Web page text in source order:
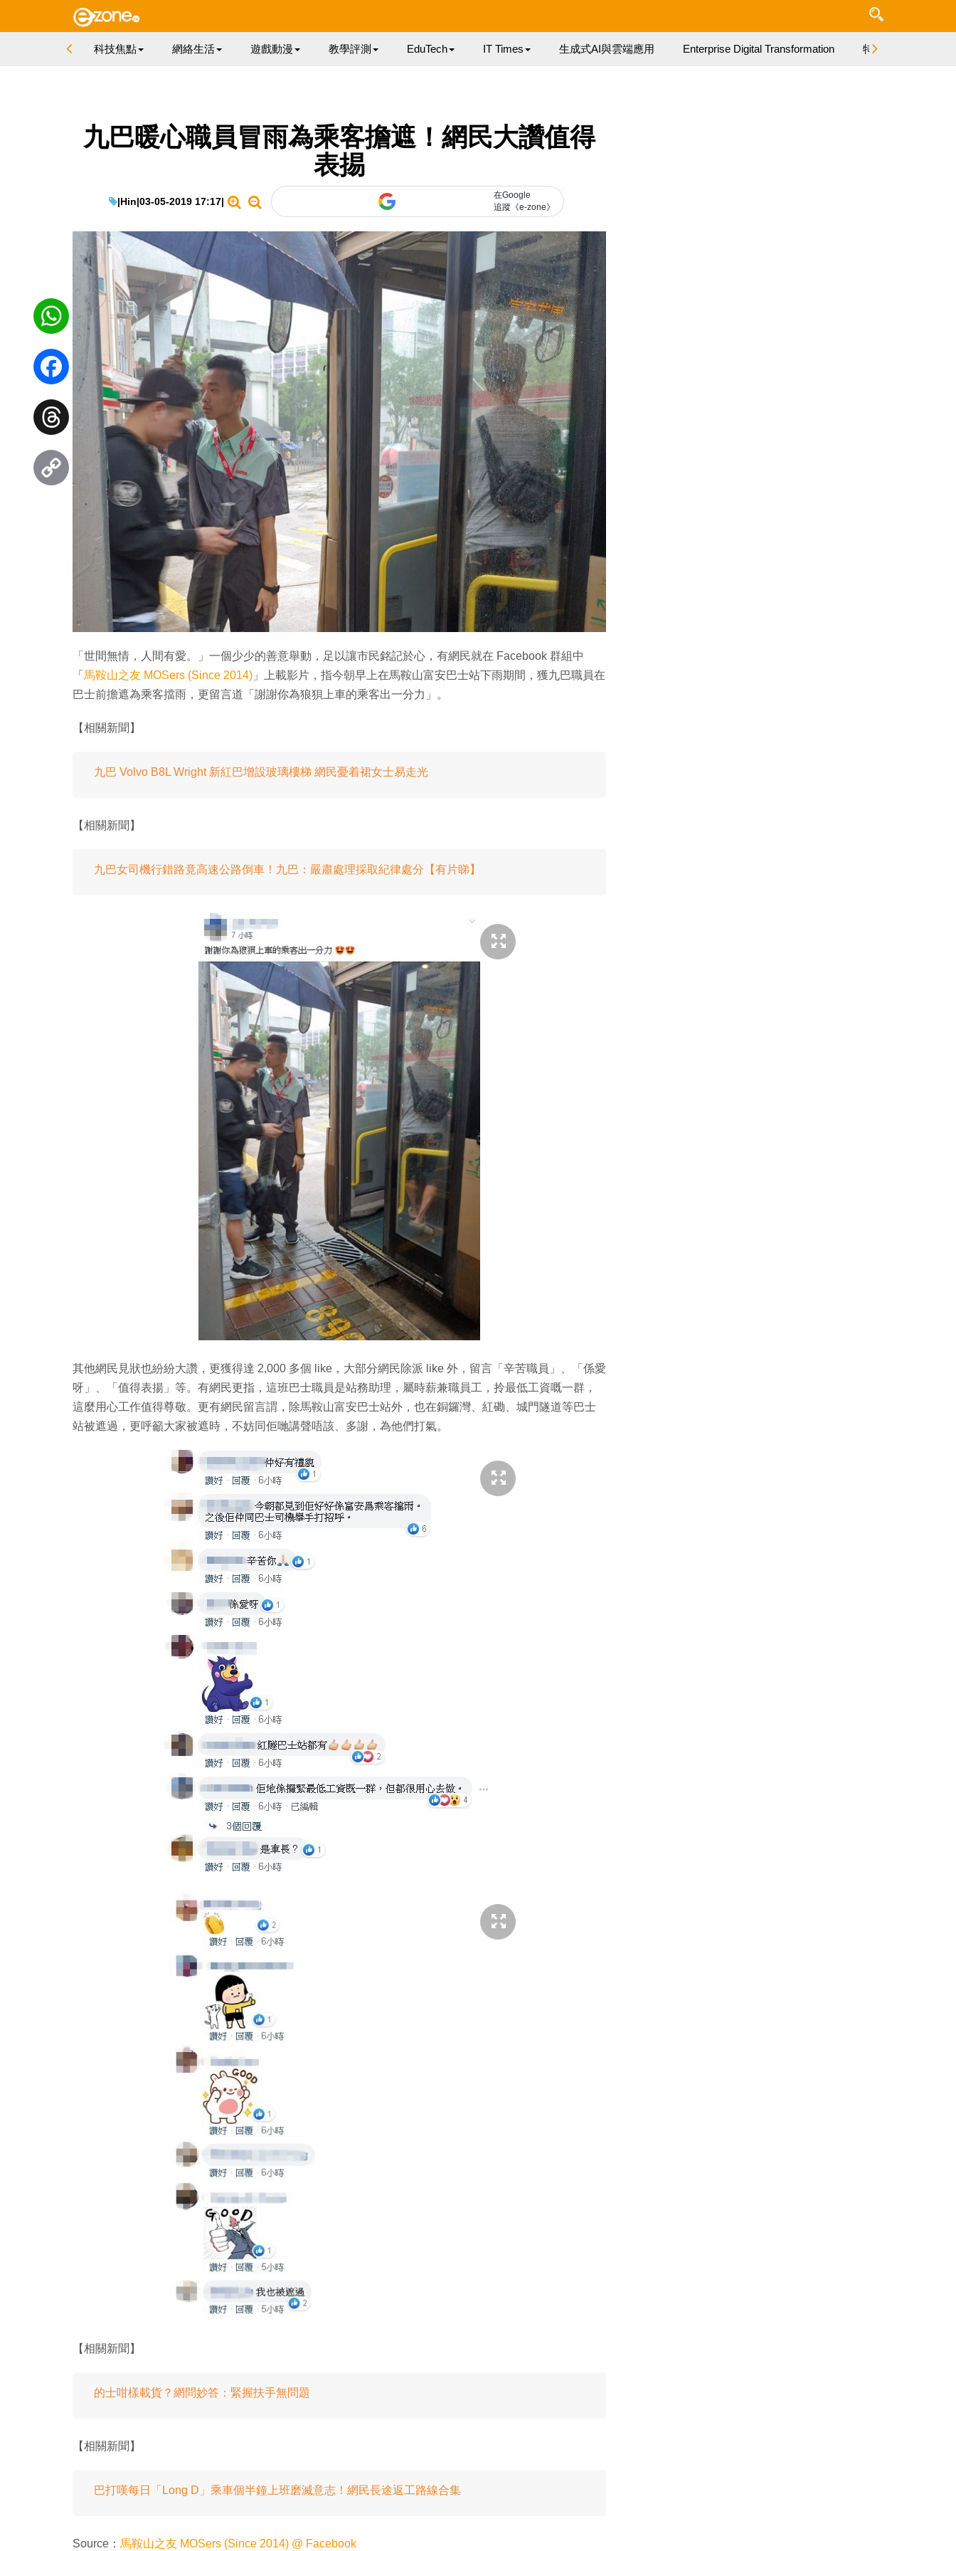
科技焦點 網絡生活 遊戲動漫 教學評測 EduTech IT Times 生成式AI與雲端應用 Enterprise Digital Transformation 特集
九巴暖心職員冒雨為乘客擔遮！網民大讚值得
表掦
|Hin|03-05-2019 17:17|
在Google
追蹤《e-zone》
「世間無情，人間有愛。」一個少少的善意舉動，足以讓市民銘記於心，有網民就在 Facebook 群組中
「 馬鞍山之友 MOSers (Since 2014) 」上載影片，指今朝早上在馬鞍山富安巴士站下雨期間，獲九巴職員在
巴士前擔遮為乘客擋雨，更留言道「謝謝你為狼狽上車的乘客出一分力」。
【相關新聞】
九巴 Volvo B8L Wright 新紅巴增設玻璃樓梯 網民憂着裙女士易走光
【相關新聞】
九巴女司機行錯路竟高速公路倒車！九巴：嚴肅處理採取紀律處分【有片睇】
其他網民見狀也紛紛大讚，更獲得達 2,000 多個 like，大部分網民除派 like 外，留言「辛苦職員」、「係愛
呀」、「值得表揚」等。有網民更指，這班巴士職員是站務助理，屬時薪兼職員工，拎最低工資嘅一群，
這麼用心工作值得尊敬。更有網民留言謂，除馬鞍山富安巴士站外，也在銅鑼灣、紅磡、城門隧道等巴士
站被遮過，更呼籲大家被遮時，不妨同佢哋講聲唔該、多謝，為他們打氣。
【相關新聞】
的士咁樣載貨？網問妙答：緊握扶手無問題
【相關新聞】
巴打嘆每日「Long D」乘車個半鐘上班磨滅意志！網民長途返工路線合集
Source： 馬鞍山之友 MOSers (Since 2014) @ Facebook
WhatsApp
Facebook
Threads